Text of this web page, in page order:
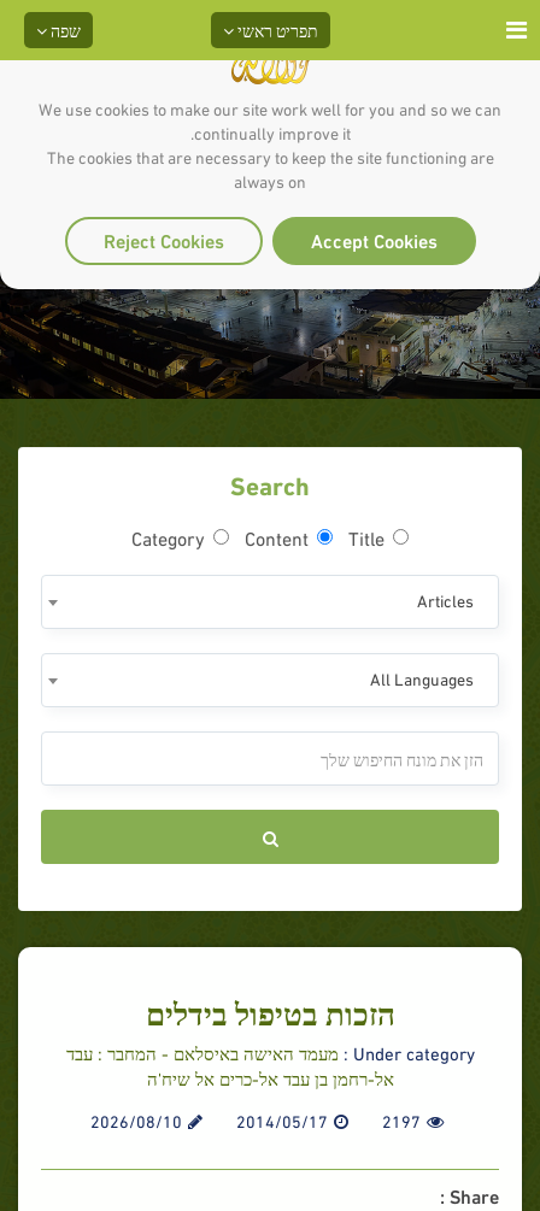
We use cookies to make our site work well for you and so we can
continually improve it.
The cookies that are necessary to keep the site functioning are
always on
Accept Cookies
Reject Cookies
שפה תפריט ראשי
הזכות בטיפול בידלים
Search
Title
Content
Category
Articles
All Languages
הזכות בטיפול בידלים
Under category :
מעמד האישה באיסלאם - המחבר : עבד
אל-רחמן בן עבד אל-כרים אל שיח'ה
2197
2014/05/17
2026/08/10
Share :